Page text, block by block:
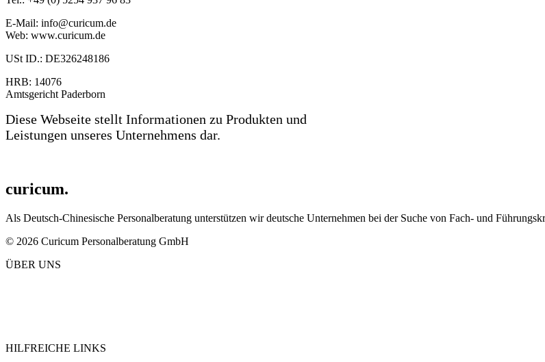
E-Mail: info@curicum.de
Web: www.curicum.de
USt ID.: DE326248186
HRB: 14076
Amtsgericht Paderborn
Diese Webseite stellt Informationen zu Produkten und
Leistungen unseres Unternehmens dar.
curicum.
Als Deutsch-Chinesische Personalberatung unterstützen wir deutsche Unternehmen bei der Suche von Fach- und
© 2026 Curicum Personalberatung GmbH
ÜBER UNS
HILFREICHE LINKS